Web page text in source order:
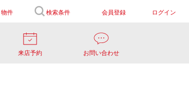
物件 検索条件 会員登録 ログイン
来店予約 お問い合わせ